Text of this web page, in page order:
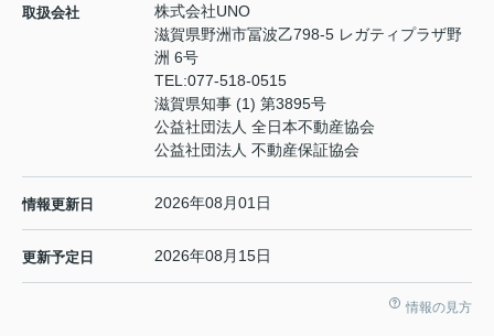
取扱会社
株式会社UNO
滋賀県野洲市冨波乙798-5 レガティプラザ野
洲 6号
TEL:077-518-0515
滋賀県知事 (1) 第3895号
公益社団法人 全日本不動産協会
公益社団法人 不動産保証協会
情報更新日 2026年08月01日
更新予定日 2026年08月15日
情報の見方